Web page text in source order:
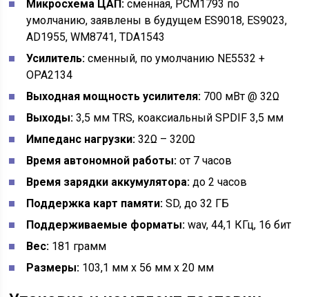
Микросхема ЦАП: сменная, PCM1793 по
умолчанию, заявлены в будущем ES9018, ES9023,
AD1955, WM8741, TDA1543
Усилитель: сменный, по умолчанию NE5532 +
OPA2134
Выходная мощность усилителя: 700 мВт @ 32Ω
Выходы: 3,5 мм TRS, коаксиальный SPDIF 3,5 мм
Импеданс нагрузки: 32Ω – 320Ω
Время автономной работы: от 7 часов
Время зарядки аккумулятора: до 2 часов
Поддержка карт памяти: SD, до 32 ГБ
Поддерживаемые форматы: wav, 44,1 КГц, 16 бит
Вес: 181 грамм
Размеры: 103,1 мм x 56 мм x 20 мм